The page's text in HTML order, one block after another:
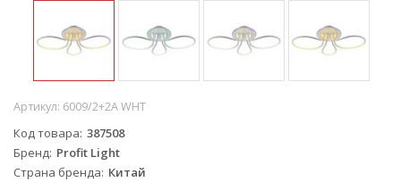
Артикул: 6009/2+2A WHT
Код товара 387508
Бренд Profit Light
Страна бренда Китай